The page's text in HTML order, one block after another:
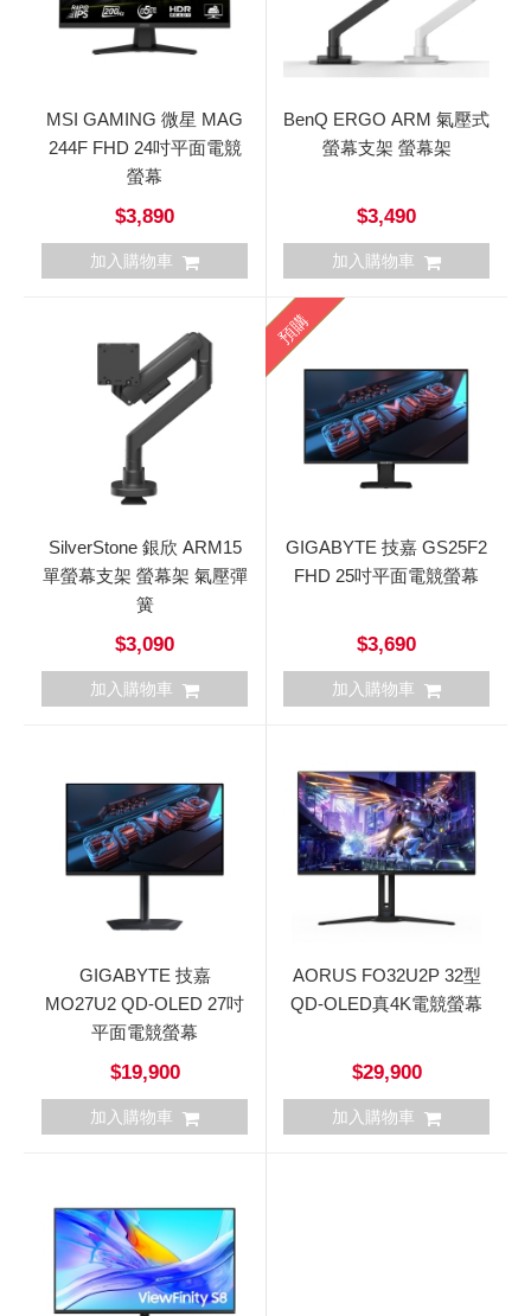
MSI GAMING 微星 MAG
244F FHD 24吋平面電競
螢幕
$3,890
加入購物車
BenQ ERGO ARM 氣壓式
螢幕支架 螢幕架
$3,490
加入購物車
SilverStone 銀欣 ARM15
單螢幕支架 螢幕架 氣壓彈
簧
$3,090
加入購物車
預購
GIGABYTE 技嘉 GS25F2
FHD 25吋平面電競螢幕
$3,690
加入購物車
GIGABYTE 技嘉
MO27U2 QD-OLED 27吋
平面電競螢幕
$19,900
加入購物車
AORUS FO32U2P 32型
QD-OLED真4K電競螢幕
$29,900
加入購物車